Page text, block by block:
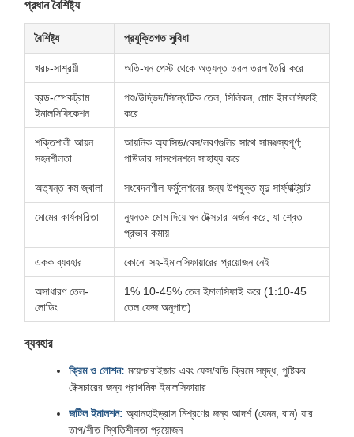
প্রধান বৈশিষ্ট্য
বৈশিষ্ট্য প্রযুক্তিগত সুবিধা
খরচ-সাশ্রয়ী অতি-ঘন পেস্ট থেকে অত্যন্ত তরল তরল তৈরি করে
ব্রড-স্পেকট্রাম
ইমালসিফিকেশন
পশু/উদ্ভিদ/সিন্থেটিক তেল, সিলিকন, মোম ইমালসিফাই
করে
শক্তিশালী আয়ন
সহনশীলতা
আয়নিক অ্যাসিড/বেস/লবণগুলির সাথে সামঞ্জস্যপূর্ণ;
পাউডার সাসপেনশনে সাহায্য করে
অত্যন্ত কম জ্বালা সংবেদনশীল ফর্মুলেশনের জন্য উপযুক্ত মৃদু সার্ফ্যাক্ট্যান্ট
মোমের কার্যকারিতা
ন্যূনতম মোম দিয়ে ঘন টেক্সচার অর্জন করে, যা শ্বেত
প্রভাব কমায়
একক ব্যবহার কোনো সহ-ইমালসিফায়ারের প্রয়োজন নেই
অসাধারণ তেল-
লোডিং
1% 10-45% তেল ইমালসিফাই করে (1:10-45
তেল ফেজ অনুপাত)
ব্যবহার
ক্রিম ও লোশন: ময়েশ্চারাইজার এবং ফেস/বডি ক্রিমে সমৃদ্ধ, পুষ্টিকর
টেক্সচারের জন্য প্রাথমিক ইমালসিফায়ার
জটিল ইমালশন: অ্যানহাইড্রাস মিশ্রণের জন্য আদর্শ (যেমন, বাম) যার
তাপ/শীত স্থিতিশীলতা প্রয়োজন